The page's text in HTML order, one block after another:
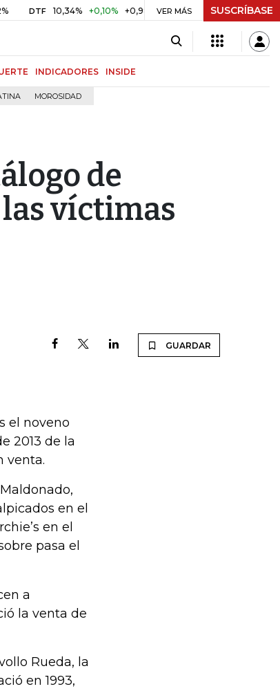
10,34% +0,10% +0,98% UVR $ 416,86 +$ 0,05 +0,01%
VER MÁS SUSCRÍBASE
INDICADORES INSIDE
MOROSIDAD
de
víctimas
GUARDAR
el noveno
2013 de la
venta.
en el
en el
pasa el
a
la venta de
Rueda, la
en 1993,